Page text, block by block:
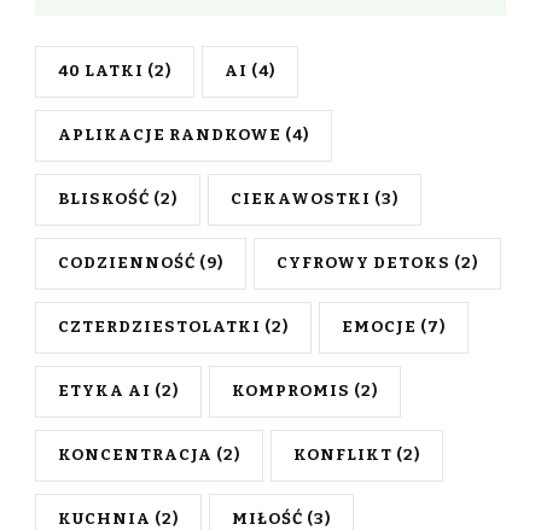
40 LATKI (2) AI (4)
APLIKACJE RANDKOWE (4)
BLISKOŚĆ (2) CIEKAWOSTKI (3)
CODZIENNOŚĆ (9) CYFROWY DETOKS (2)
CZTERDZIESTOLATKI (2) EMOCJE (7)
ETYKA AI (2) KOMPROMIS (2)
KONCENTRACJA (2) KONFLIKT (2)
KUCHNIA (2) MIŁOŚĆ (3)